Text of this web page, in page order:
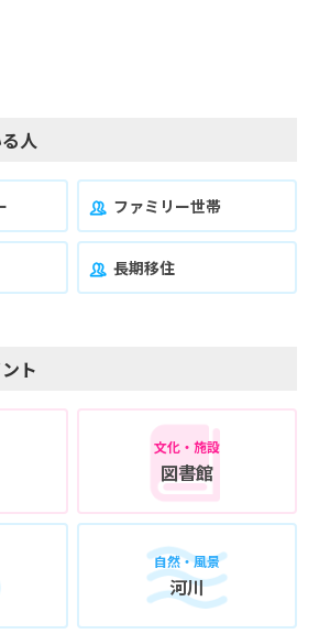
人
ファミリー世帯
長期移住
ト
文化・施設
図書館
自然・風景
河川